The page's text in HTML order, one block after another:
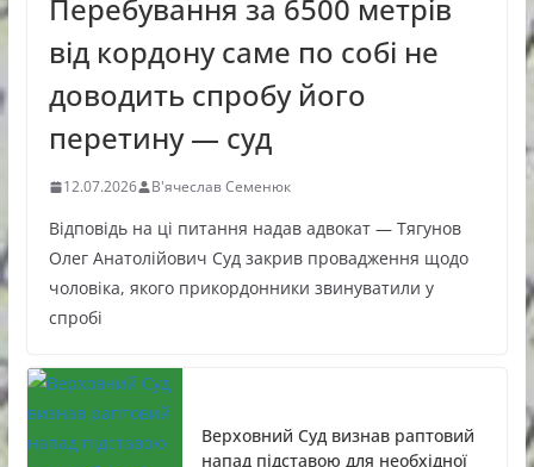
Перебування за 6500 метрів
від кордону саме по собі не
доводить спробу його
перетину — суд
12.07.2026 В'ячеслав Семенюк
Відповідь на ці питання надав адвокат — Тягунов
Олег Анатолійович Суд закрив провадження щодо
чоловіка, якого прикордонники звинуватили у
спробі
Верховний Суд визнав раптовий
напад підставою для необхідної